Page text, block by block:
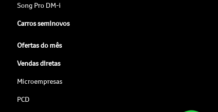
Song Pro DM-i
Carros seminovos
Ofertas do mês
Vendas diretas
Microempresas
PCD